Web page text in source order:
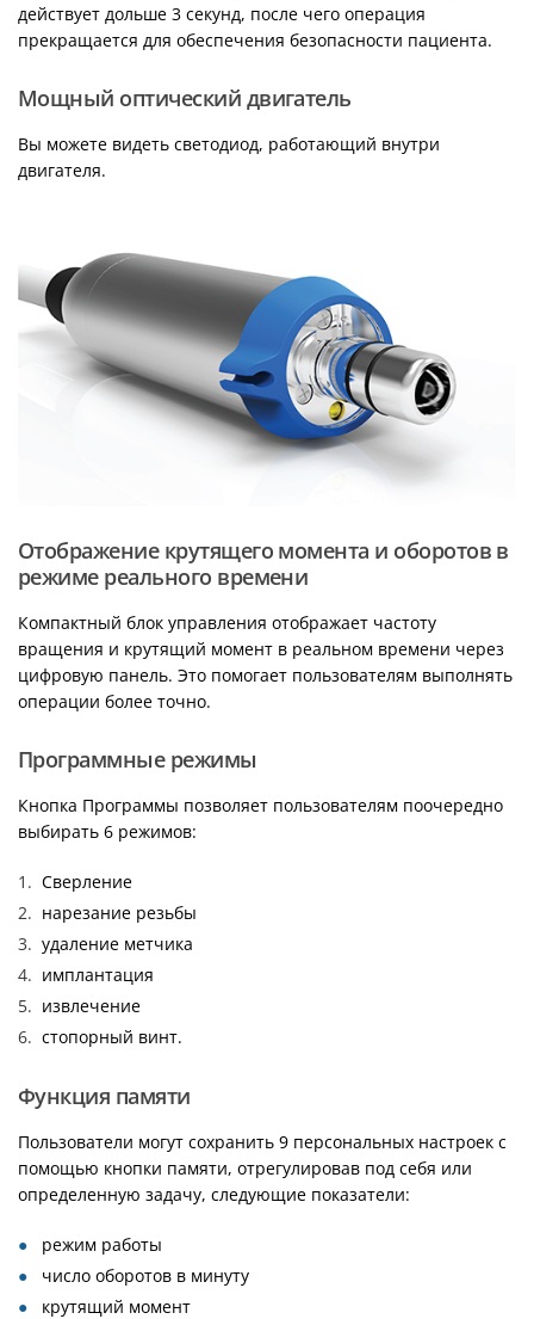
действует дольше 3 секунд, после чего операция
прекращается для обеспечения безопасности пациента.
Мощный оптический двигатель
Вы можете видеть светодиод, работающий внутри
двигателя.
Отображение крутящего момента и оборотов в
режиме реального времени
Компактный блок управления отображает частоту
вращения и крутящий момент в реальном времени через
цифровую панель. Это помогает пользователям выполнять
операции более точно.
Программные режимы
Кнопка Программы позволяет пользователям поочередно
выбирать 6 режимов:
Сверление
нарезание резьбы
удаление метчика
имплантация
извлечение
стопорный винт.
Функция памяти
Пользователи могут сохранить 9 персональных настроек с
помощью кнопки памяти, отрегулировав под себя или
определенную задачу, следующие показатели:
режим работы
число оборотов в минуту
крутящий момент